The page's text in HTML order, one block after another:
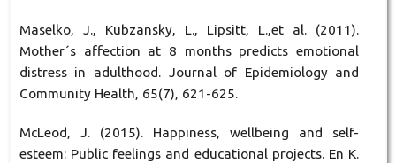
Maselko, J., Kubzansky, L., Lipsitt, L.,et al. (2011).
Mother´s affection at 8 months predicts emotional
distress in adulthood. Journal of Epidemiology and
Community Health, 65(7), 621-625.
McLeod, J. (2015). Happiness, wellbeing and self-
esteem: Public feelings and educational projects. En K.